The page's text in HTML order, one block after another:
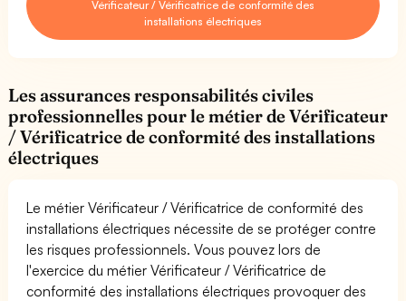
Vérificateur / Vérificatrice de conformité des
installations électriques
Les assurances responsabilités civiles
professionnelles pour le métier de Vérificateur
/ Vérificatrice de conformité des installations
électriques
Le métier Vérificateur / Vérificatrice de conformité des
installations électriques nécessite de se protéger contre
les risques professionnels. Vous pouvez lors de
l'exercice du métier Vérificateur / Vérificatrice de
conformité des installations électriques provoquer des